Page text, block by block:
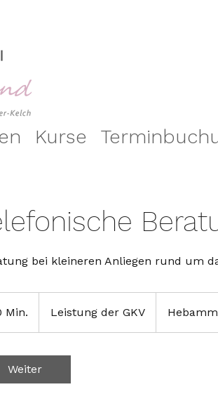
Kurse
bei kleineren Anliegen rund um
Min.
0
i
Leistung der GKV
Weiter